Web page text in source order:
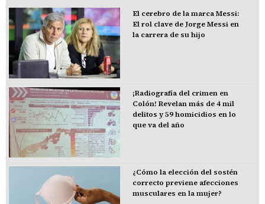
El cerebro de la marca Messi:
El rol clave de Jorge Messi en
la carrera de su hijo
¡Radiografía del crimen en
Colón! Revelan más de 4 mil
delitos y 59 homicidios en lo
que va del año
¿Cómo la elección del sostén
correcto previene afecciones
musculares en la mujer?